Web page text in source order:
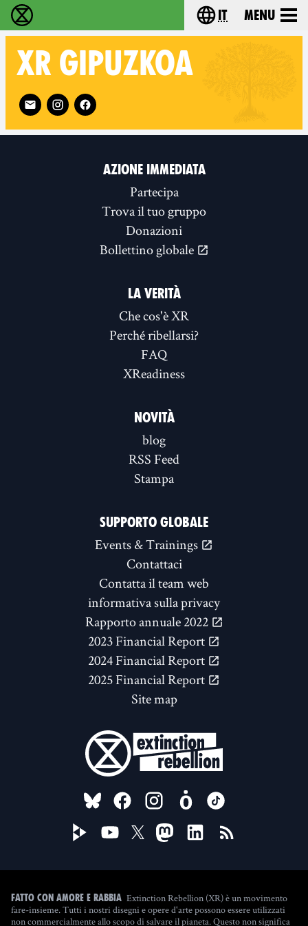
Extinction Rebellion - Home Choose your
it Menu
XR GIPUZKOA
Follow XR Gipuzkoa on
AZIONE IMMEDIATA
Partecipa
Trova il tuo gruppo
Donazioni
Bollettino globale
LA VERITÀ
Che cos'è XR
Perché ribellarsi?
FAQ
XReadiness
NOVITÀ
blog
RSS Feed
Stampa
SUPPORTO GLOBALE
Events & Trainings
Contattaci
Contatta il team web
informativa sulla privacy
Rapporto annuale 2022
2023 Financial Report
2024 Financial Report
2025 Financial Report
Site map
FOLLOW US ON
Fatto con amore e rabbia Extinction Rebellion (XR) è un movimento
fare-insieme. Tutti i nostri disegni e opere d'arte possono essere utilizzati
non commercialmente allo scopo di salvare il pianeta. Questo non significa